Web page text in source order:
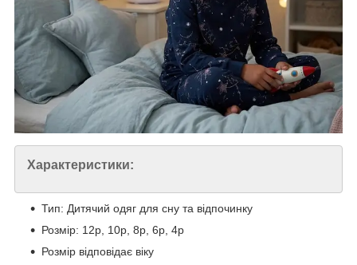
Характеристики:
Тип: Дитячий одяг для сну та відпочинку
Розмір: 12р, 10р, 8р, 6р, 4р
Розмір відповідає віку